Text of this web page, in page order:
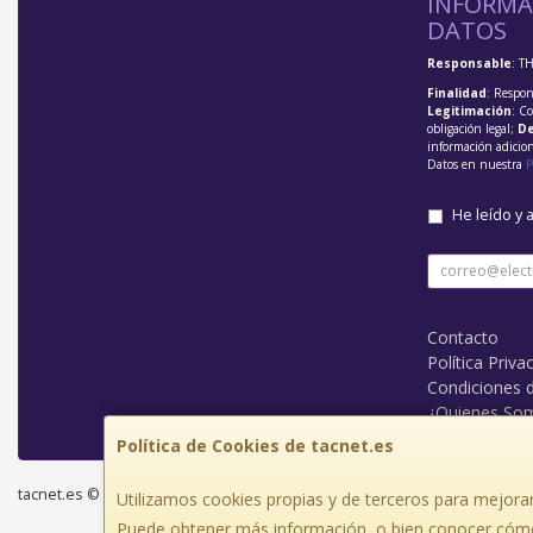
Política de Cookies de tacnet.es
Utilizamos cookies propias y de terceros para
DATOS
Responsable:
Finalidad:
Legitimación:
obligación legal;
información
Datos en nuestra
He leído y
Contacto
Política
Condiciones
¿Quienes
tacnet.es © 2026